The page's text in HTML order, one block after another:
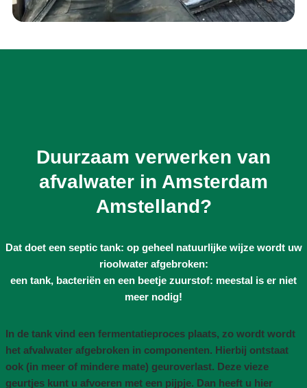
Duurzaam verwerken van
afvalwater in Amsterdam
Amstelland?
Dat doet een septic tank: op geheel natuurlijke wijze wordt uw
rioolwater afgebroken:
een tank, bacteriën en een beetje zuurstof: meestal is er niet
meer nodig!
In de tank vind een fermentatieproces plaats, zo wordt wordt
het afvalwater afgebroken in componenten. Hierbij ontstaat
ook (in meer of mindere mate) geuroverlast. Deze vieze
geurtjes kunt u afvoeren met een pijpje. Dan heeft u hier